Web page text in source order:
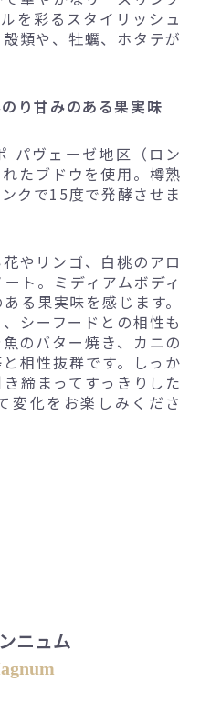
を彩るスタイリッシュ
類や、牡蠣、ホタテが
り甘みのある果実味
パヴェーゼ地区（ロン
たブドウを使用。樽熟
クで15度で発酵させま
やリンゴ、白桃のアロ
ト。ミディアムボディ
る果実味を感じます。
シーフードとの相性も
のバター焼き、カニの
相性抜群です。しっか
締まってすっきりした
変化をお楽しみくださ
ニュム